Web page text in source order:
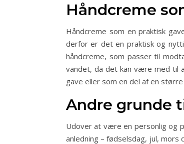
Håndcreme
Håndcreme som en praktisk
derfor er det en praktisk og
håndcreme, som passer til
vandet, da det kan være med til
gave eller som en del af en
Andre grunde
Udover at være en personlig og
anledning – fødselsdag, jul,